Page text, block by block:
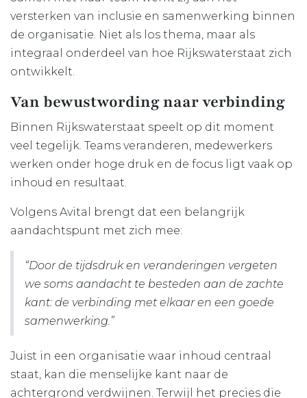
versterken van inclusie en samenwerking binnen
de organisatie. Niet als los thema, maar als
integraal onderdeel van hoe Rijkswaterstaat zich
ontwikkelt.
Van bewustwording naar verbinding
Binnen Rijkswaterstaat speelt op dit moment
veel tegelijk. Teams veranderen, medewerkers
werken onder hoge druk en de focus ligt vaak op
inhoud en resultaat.
Volgens Avital brengt dat een belangrijk
aandachtspunt met zich mee:
“Door de tijdsdruk en veranderingen vergeten
we soms aandacht te besteden aan de zachte
kant: de verbinding met elkaar en een goede
samenwerking.”
Juist in een organisatie waar inhoud centraal
staat, kan die menselijke kant naar de
achtergrond verdwijnen. Terwijl het precies die